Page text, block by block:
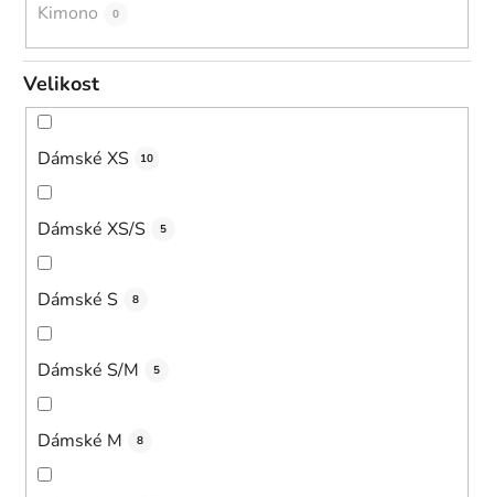
Kimono 0
Velikost
Dámské XS 10
Dámské XS/S 5
Dámské S 8
Dámské S/M 5
Dámské M 8